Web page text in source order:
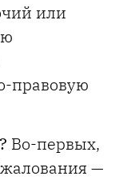
или
правовую
Во-первых,
—